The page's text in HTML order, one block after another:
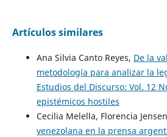
Artículos similares
Ana Silvia Canto Reyes, De la
metodología para analizar la
Estudios del Discurso: Vol. 12
epistémicos hostiles
Cecilia Melella, Florencia
venezolana en la prensa